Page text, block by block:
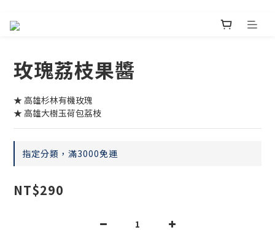
玫瑰荔枝果醬
★ 高雄杉林有機玫瑰
★ 高雄大樹玉荷包荔枝
指定分類，滿3000免運
NT$290